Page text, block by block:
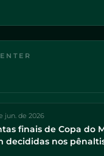
jun. de 2026
finais de Copa do
decididas nos